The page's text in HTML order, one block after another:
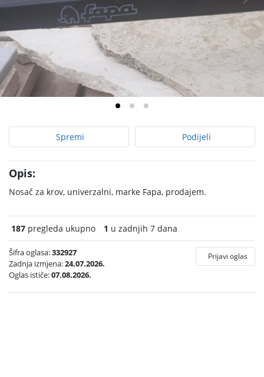
Spremi Podijeli
Opis:
Nosač za krov, univerzalni, marke Fapa, prodajem.
187 pregleda ukupno 1 u zadnjih 7 dana
Šifra oglasa:332927
Zadnja izmjena:24.07.2026.
Oglas ističe:07.08.2026.
Prijavi oglas